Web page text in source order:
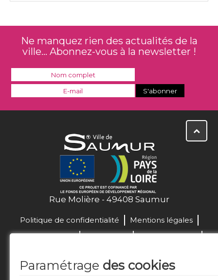
Paramétrage des cookies
Ne manquez rien des actualités de la
ville... Abonnez-vous à la newsletter !
Rue Molière - 49408 Saumur
Politique de confidentialité
Mentions légales
La Ville recrute !
Plan de site
Nous contacter
Marchés publics